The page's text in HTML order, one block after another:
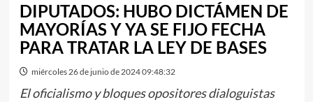
DIPUTADOS: HUBO DICTÁMEN DE
MAYORÍAS Y YA SE FIJO FECHA
PARA TRATAR LA LEY DE BASES
miércoles 26 de junio de 2024 09:48:32
El oficialismo y bloques opositores dialoguistas